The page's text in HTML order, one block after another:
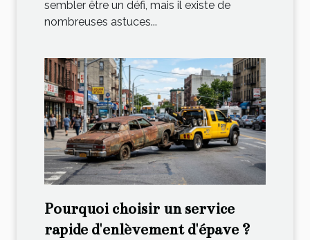
sembler être un défi, mais il existe de
nombreuses astuces...
Pourquoi choisir un service
rapide d'enlèvement d'épave ?